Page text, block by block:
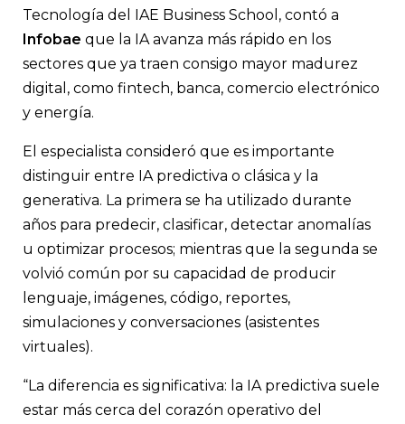
Tecnología del IAE Business School, contó a
Infobae que la IA avanza más rápido en los
sectores que ya traen consigo mayor madurez
digital, como fintech, banca, comercio electrónico
y energía.
El especialista consideró que es importante
distinguir entre IA predictiva o clásica y la
generativa. La primera se ha utilizado durante
años para predecir, clasificar, detectar anomalías
u optimizar procesos; mientras que la segunda se
volvió común por su capacidad de producir
lenguaje, imágenes, código, reportes,
simulaciones y conversaciones (asistentes
virtuales).
“La diferencia es significativa: la IA predictiva suele
estar más cerca del corazón operativo del